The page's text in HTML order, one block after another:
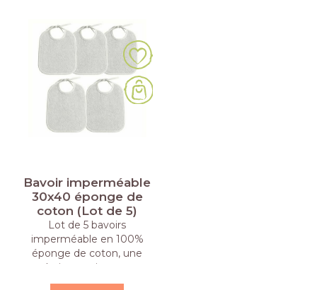
Bavoir imperméable
30x40 éponge de
coton (Lot de 5)
Lot de 5 bavoirs
imperméable en 100%
éponge de coton, une
solution pratique et …